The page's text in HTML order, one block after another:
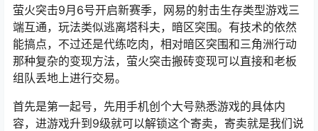
萤火突击9月6号开启新赛季，网易的射击生存类型游戏三
端互通，玩法类似逃离塔科夫， 暗区突围。有技术的依然
能搞点，不过还是代练吃肉，相对暗区突围和三角洲行动
那种复杂的变现方法，萤火突击搬砖变现可以直接和老板
组队丢地上进行交易。
首先是第一起号，先用手机创个大号熟悉游戏的具体内
容，进游戏升到9级就可以解锁这个寄卖，寄卖就是我们说